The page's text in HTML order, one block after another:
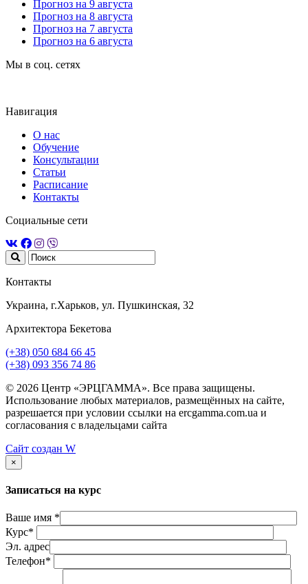
Прогноз на 9 августа
Прогноз на 8 августа
Прогноз на 7 августа
Прогноз на 6 августа
Мы в соц. сетях
Навигация
О нас
Обучение
Консультации
Статьи
Расписание
Контакты
Социальные сети
Контакты
Украина, г.Харьков, ул. Пушкинская, 32
Архитектора Бекетова
(+38) 050 684 66 45
(+38) 093 356 74 86
© 2026 Центр «ЭРЦГАММА». Все права защищены.
Использование любых материалов, размещённых на сайте,
разрешается при условии ссылки на ercgamma.com.ua и
согласования с владельцами сайта
Сайт создан W
×
Записаться на курс
Ваше имя *
Курс*
Эл. адрес
Телефон*